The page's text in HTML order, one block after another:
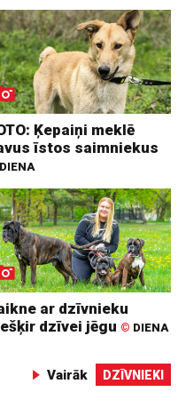
Ķepaiņi meklē
īstos saimniekus
DIENA
ar dzīvnieku
dzīvei jēgu © DIENA
Vairāk DZĪVNIEKI